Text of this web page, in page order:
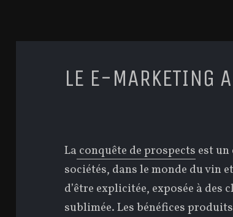
LE E-MARKETING
La conquête de prospects est un
sociétés, dans le monde du vin
d’être explicitée, exposée à des
sublimée. Les bénéfices